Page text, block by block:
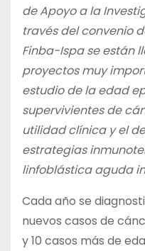
de Apoyo a la
través del convenio
Finba-Ispa se están
proyectos muy
estudio de la edad
supervivientes de
utilidad clínica y el
estrategias
linfoblástica aguda
Cada año se
nuevos casos de
y 10 casos más de